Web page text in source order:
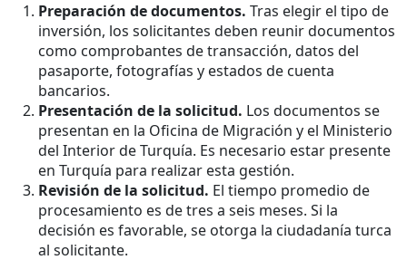
Preparación de documentos. Tras elegir el tipo de
inversión, los solicitantes deben reunir documentos
como comprobantes de transacción, datos del
pasaporte, fotografías y estados de cuenta
bancarios.
Presentación de la solicitud. Los documentos se
presentan en la Oficina de Migración y el Ministerio
del Interior de Turquía. Es necesario estar presente
en Turquía para realizar esta gestión.
Revisión de la solicitud. El tiempo promedio de
procesamiento es de tres a seis meses. Si la
decisión es favorable, se otorga la ciudadanía turca
al solicitante.